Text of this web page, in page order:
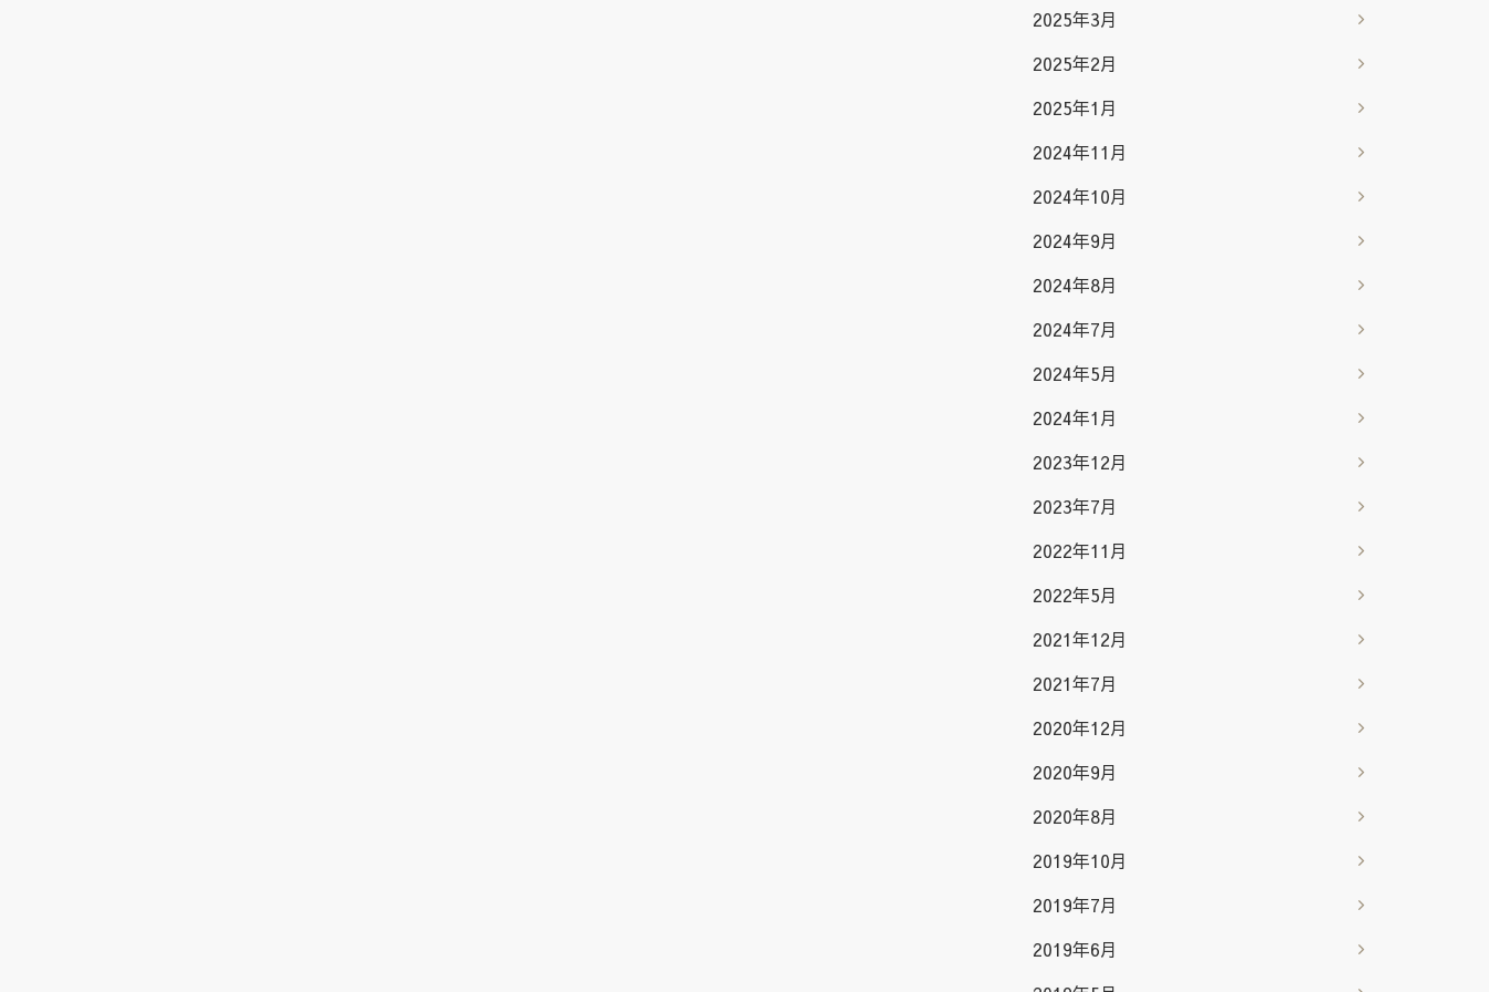
2025年3月
2025年2月
2025年1月
2024年11月
2024年10月
2024年9月
2024年8月
2024年7月
2024年5月
2024年1月
2023年12月
2023年7月
2022年11月
2022年5月
2021年12月
2021年7月
2020年12月
2020年9月
2020年8月
2019年10月
2019年7月
2019年6月